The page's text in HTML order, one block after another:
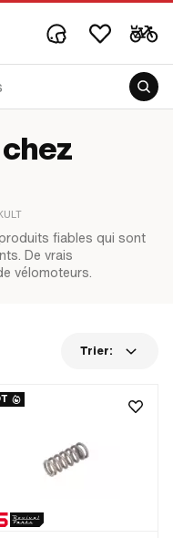
fiables qui sont
De vrais
vélomoteurs.
Trier: